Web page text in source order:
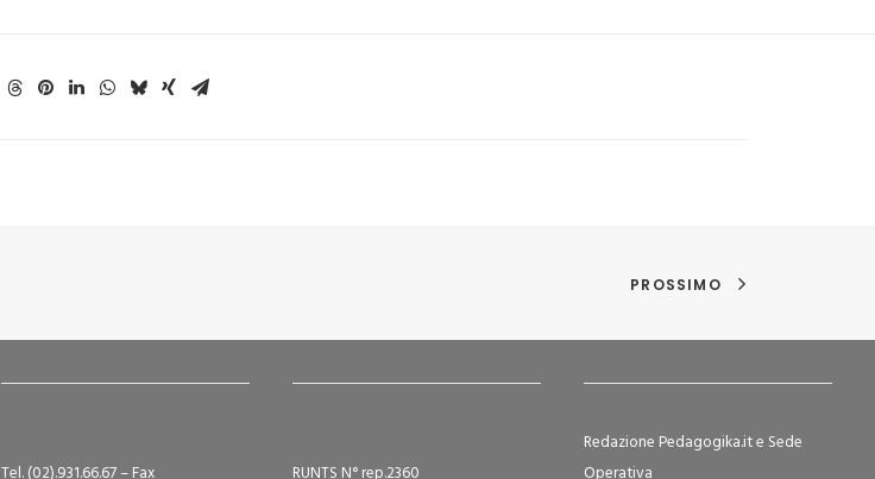
PROSSIMO
Tel. (02).931.66.67 – Fax RUNTS N° rep.2360
Redazione Pedagogika.it e Sede
Operativa